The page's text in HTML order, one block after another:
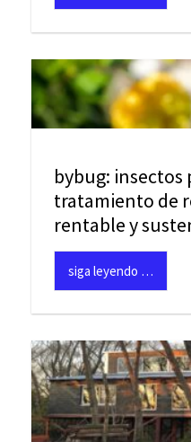
bybug: insectos
tratamiento de
rentable y
siga leyendo …